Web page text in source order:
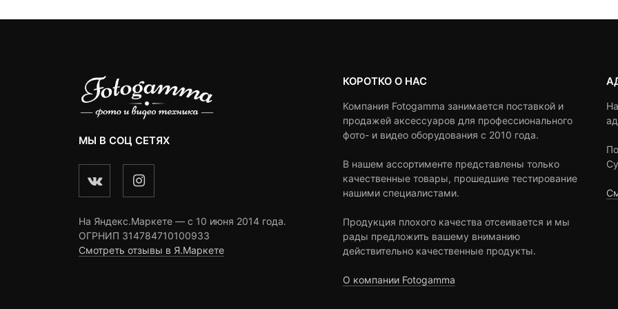
МЫ В СОЦ СЕТЯХ
На Яндекс.Маркете — c 10 июня 2014 года.
ОГРНИП 314784710100933
Смотреть отзывы в Я.Маркете
КОРОТКО О НАС
Компания Fotogamma занимается поставкой и
продажей аксессуаров для профессионального
фото- и видео оборудования с 2010 года.
В нашем ассортименте представлены только
качественные товары, прошедшие тестирование
нашими специалистами.
Продукция плохого качества отсеивается и мы
рады предложить вашему вниманию
действительно качественные продукты.
О компании Fotogamma